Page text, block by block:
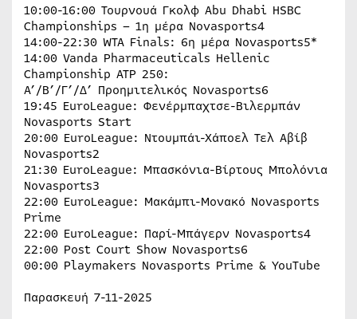
10:00-16:00 Τουρνουά Γκολφ Abu Dhabi HSBC
Championships – 1η μέρα Novasports4
14:00-22:30 WTA Finals: 6η μέρα Novasports5*
14:00 Vanda Pharmaceuticals Hellenic
Championship ATP 250:
Α’/Β’/Γ’/Δ’ Προημιτελικός Novasports6
19:45 EuroLeague: Φενέρμπαχτσε-Βιλερμπάν
Novasports Start
20:00 EuroLeague: Ντουμπάι-Χάποελ Τελ Αβίβ
Novasports2
21:30 EuroLeague: Μπασκόνια-Βίρτους Μπολόνια
Novasports3
22:00 EuroLeague: Μακάμπι-Μονακό Novasports
Prime
22:00 EuroLeague: Παρί-Μπάγερν Novasports4
22:00 Post Court Show Novasports6
00:00 Playmakers Novasports Prime & YouTube
Παρασκευή 7-11-2025